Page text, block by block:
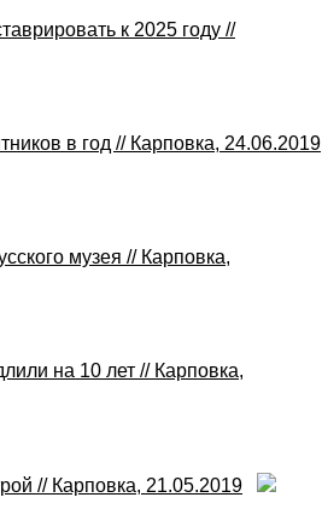
к 2025 году //
в год // Карповка, 24.06.2019
музея // Карповка,
на 10 лет // Карповка,
// Карповка, 21.05.2019